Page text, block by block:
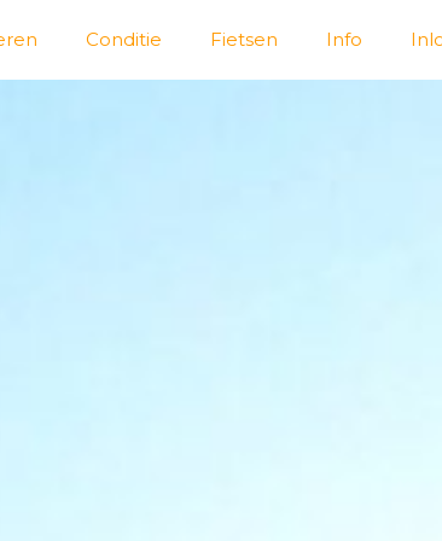
Conditie Fietsen Info